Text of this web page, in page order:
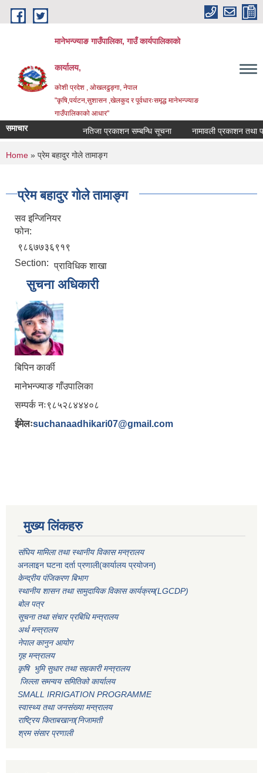
Skip to main content
मानेभन्ज्याङ गाउँपालिका, गाउँ कार्यपालिकाको
कार्यालय,
कोशी प्रदेश , ओखलढुङ्गा, नेपाल
"कृषि,पर्यटन,सुशासन ,खेलकुद र पूर्वधारःसमृद्ध मानेभन्ज्याङ
गाउँपालिकाको आधार"
समाचार नतिजा प्रकाशन सम्बन्धि सूचना नामावली प्रकाशन तथा
You are here
Home » प्रेम बहादुर गोले तामाङ्ग
प्रेम बहादुर गोले तामाङ्ग
सव इन्जिनियर
फोन:
९८६७७३६९१९
Section: प्राविधिक शाखा
सुचना अधिकारी
बिपिन कार्की
मानेभन्ज्याङ गाँउपालिका
सम्पर्क नः९८५२८४४४०८
ईमेलःsuchanaadhikari07@gmail.com
मुख्य लिंकहरु
संघिय मामिला तथा स्थानीय विकास मन्त्रालय
अनलाइन घटना दर्ता प्रणाली(कार्यालय प्रयोजन)
केन्द्रीय पंजिकरण बिभाग
स्थानीय शासन तथा सामुदायिक विकास कार्यक्रम(LGCDP)
बोल पत्र
सूचना तथा संचार प्रबिधि मन्त्रालय
अर्थ मन्त्रालय
नेपाल कानुन आयोग
गृह मन्त्रालय
कृषि भुमि सुधार तथा सहकारी मन्त्रालय
जिल्ला समन्वय समितिको कार्यालय
SMALL IRRIGATION PROGRAMME
स्वास्थ्य तथा जनसंख्या मन्त्रालय
राष्ट्रिय किताबखाना(निजामती
श्रम संसार प्रणाली